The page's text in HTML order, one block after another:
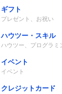
ギフト
プレゼント、お祝い
ハウツー・スキル
ハウツー、プログラミ
イベント
イベント
クレジットカード